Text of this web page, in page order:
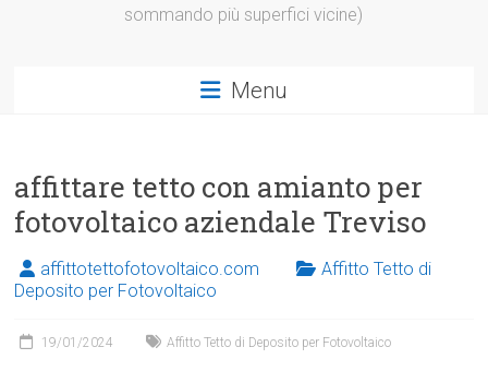
sommando più superfici vicine)
Menu
affittare tetto con amianto per
fotovoltaico aziendale Treviso
affittotettofotovoltaico.com
Affitto Tetto di
Deposito per Fotovoltaico
19/01/2024 Affitto Tetto di Deposito per Fotovoltaico